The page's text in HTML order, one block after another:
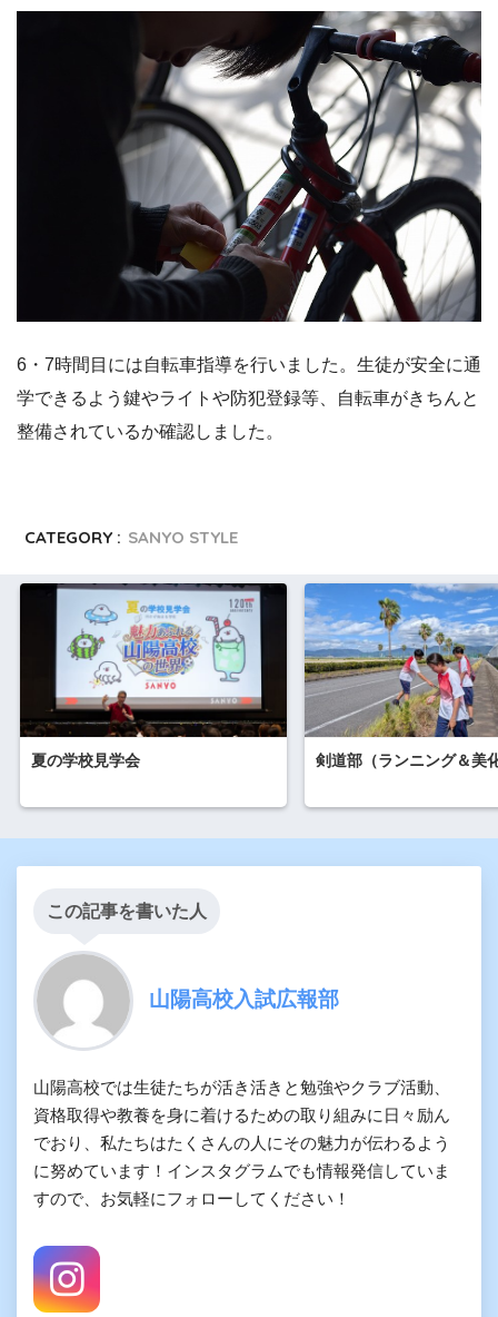
6・7時間目には自転車指導を行いました。生徒が安全に通
学できるよう鍵やライトや防犯登録等、自転車がきちんと
整備されているか確認しました。
CATEGORY : SANYO STYLE
夏の学校見学会 剣道部（ランニング＆美
この記事を書いた人
山陽高校入試広報部
山陽高校では生徒たちが活き活きと勉強やクラブ活動、
資格取得や教養を身に着けるための取り組みに日々励ん
でおり、私たちはたくさんの人にその魅力が伝わるよう
に努めています！インスタグラムでも情報発信していま
すので、お気軽にフォローしてください！